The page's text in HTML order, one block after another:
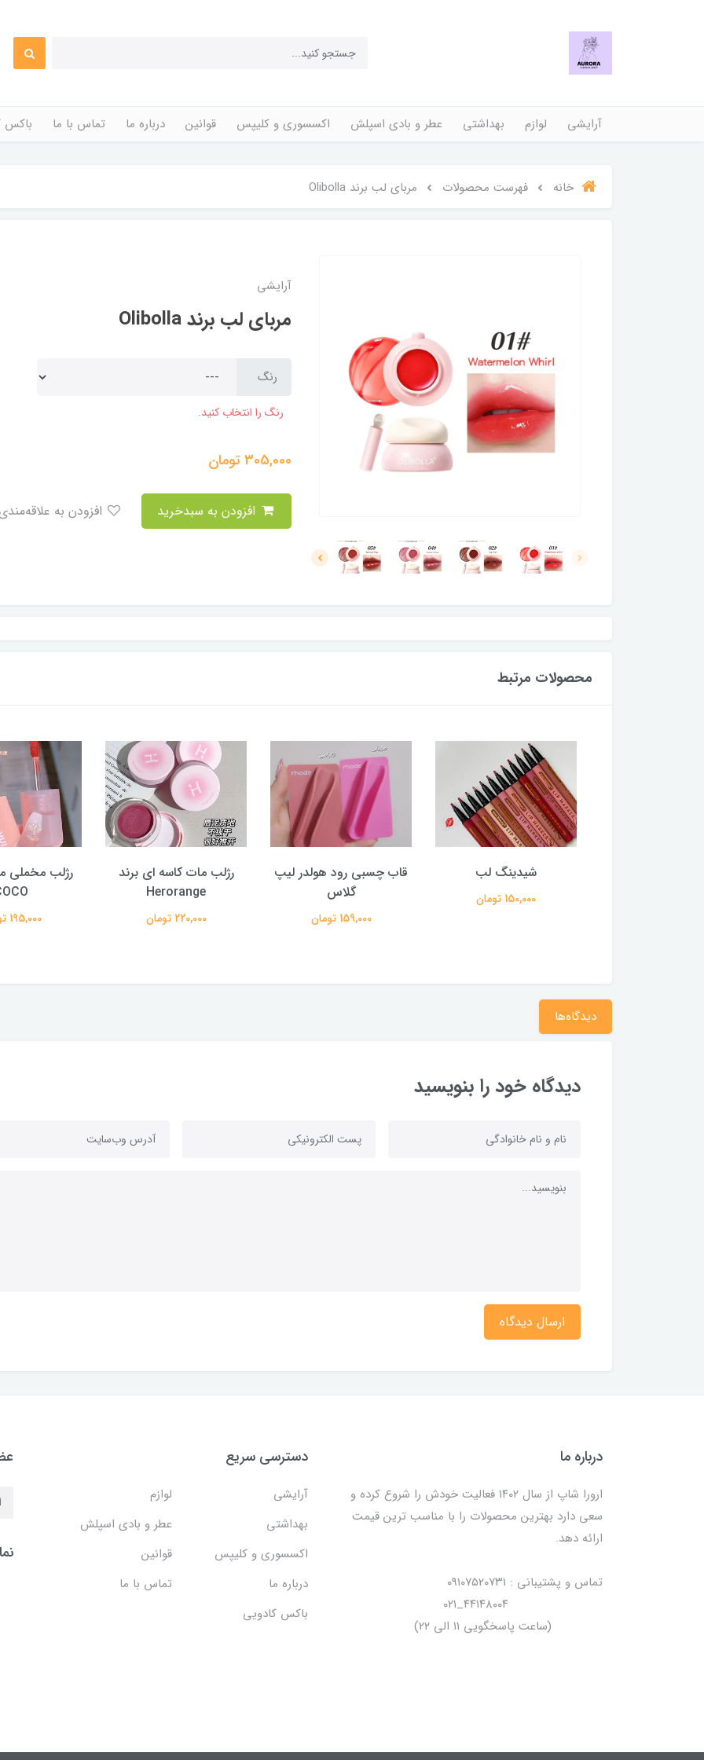
آرایشی لوازم بهداشتی عطر و بادی اسپلش اکسسوری و کلیپس قوانین درباره ما تماس با ما باکس
خانه فهرست محصولات مربای لب برند Olibolla
آرایشی
مربای لب برند Olibolla
رنگ
رنگ را انتخاب کنید.
305,000تومان
محصولات مرتبط
شیدینگ لب
150,000 تومان
قاب چسبی رود هولدر لیپ
گلاس
159,000 تومان
رژلب مات کاسه ای برند
Herorange
220,000 تومان 195,000 تومان
دیدگاه‌ها
دیدگاه خود را بنویسید
ارسال دیدگاه
درباره ما
ارورا شاپ از سال ۱۴۰۲ فعالیت خودش را شروع کرده و
سعی دارد بهترین محصولات را با مناسب ترین قیمت
ارائه دهد.
تماس و پشتیبانی : ۰۹۱۰۷۵۲۰۷۳۱
(ساعت پاسخگویی ۱۱ الی ۲۲)
دسترسی سریع
آرایشی
لوازم
بهداشتی
عطر و بادی اسپلش
اکسسوری و کلیپس
قوانین
درباره ما
تماس با ما
باکس کادویی